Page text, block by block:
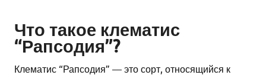
Что такое клематис
“Рапсодия”?
Клематис “Рапсодия” — это сорт, относящийся к